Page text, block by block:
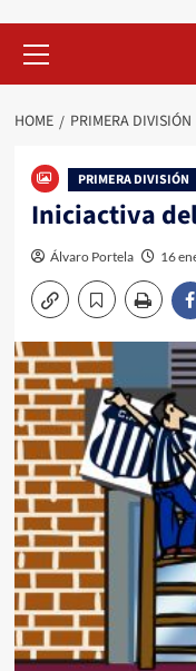
Menu
HOME PRIMERA DIVISIÓN
PRIMERA DIVISIÓN
Iniciactiva
Álvaro Portela 16